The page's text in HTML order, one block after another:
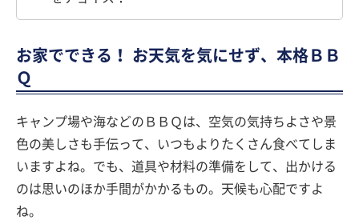
お家でできる！ お天気を気にせず、本格ＢＢ
Ｑ
キャンプ場や海などのＢＢＱは、空気の気持ちよさや景
色の美しさも手伝って、いつもよりたくさん食べてしま
いますよね。でも、道具や材料の準備をして、出かける
のは思いのほか手間がかかるもの。天候も心配ですよ
ね。